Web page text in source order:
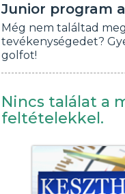
Junior program
Még nem találtad
tevékenységedet?
golfot!
Nincs találat a
feltételekkel.